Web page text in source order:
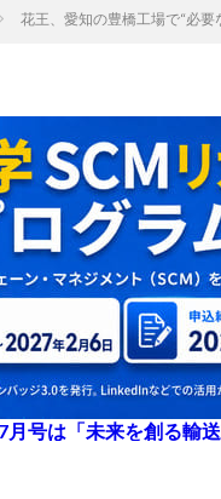
花王、愛知の豊橋工場で“必
月号は「未来を創る輸